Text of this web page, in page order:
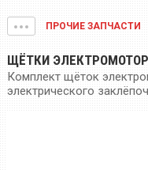
ПРОЧИЕ ЗАПЧАСТИ
ЩЁТКИ
Комплект щёток
электрического